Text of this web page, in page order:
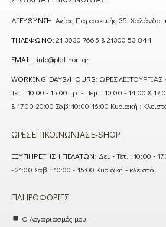
ΔΙΕΎΘΥΝΣΗ: Αγίας Παρασκευής 35, Χαλάνδρι
ΤΗΛΈΦΩΝΟ: 21 3030 7665 & 21300 53 844
EMAIL: info@platinon.gr
WORKING DAYS/HOURS: ΩΡΕΣ
Τετ.: 10:00 - 15:00 Τρ. - Πεμ. : 10:00 - 14:00 &
& 17:00-20:00 Σαβ: 10:00-16:00 Κυριακή :
ΏΡΕΣ ΕΠΙΚΟΙΝΩΝΊΑΣ E-SHOP
ΕΞΥΠΗΡΈΤΗΣΗ ΠΕΛΑΤΏΝ: Δευ - Τετ. : 10:00 -
- 21:00 Σαβ. : 10:00 - 15:00 Κυριακή - κλειστά
ΠΛΗΡΟΦΟΡΊΕΣ
Ο Λογαριασμός μου